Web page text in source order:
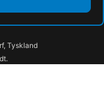
Tyskland